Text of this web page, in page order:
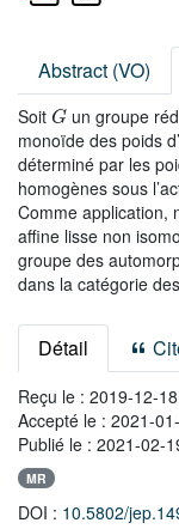
Abstract (VO)
Soit G un groupe
monoïde des poids
déterminé par les
homogènes sous
Comme application,
affine lisse non
groupe des
dans la catégorie
Détail
Reçu le : 2019-12-18
Accepté le : 2021-
Publié le : 2021-02-
MR
DOI : 10.5802/